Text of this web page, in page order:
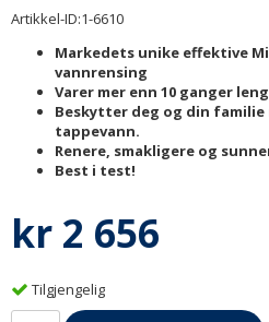
Artikkel-ID:1-6610
Markedets unike effektive
vannrensing
Varer mer enn 10 ganger
Beskytter deg og din
tappevann.
Renere, smakligere og
Best i test!
kr 2 656
Tilgjengelig